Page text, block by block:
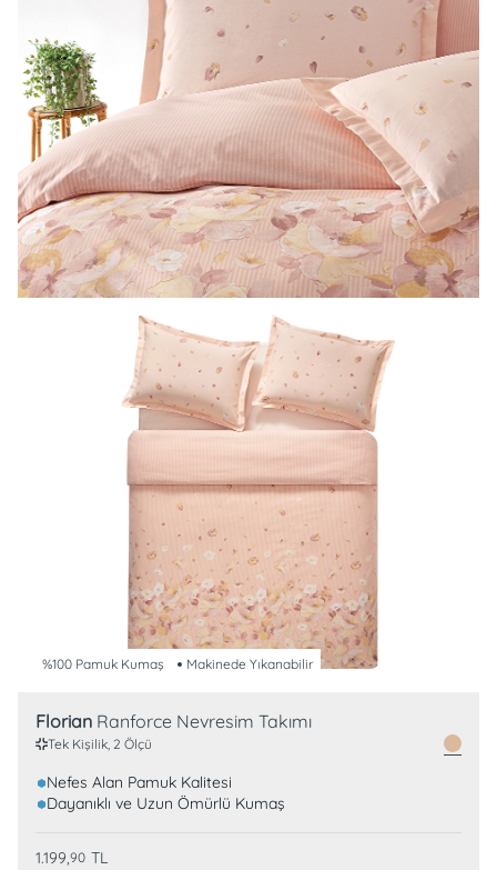
%100 Pamuk Kumaş Makinede Yıkanabilir
Florian Ranforce Nevresim Takımı
Tek Kişilik, 2 Ölçü
Nefes Alan Pamuk Kalitesi
Dayanıklı ve Uzun Ömürlü Kumaş
1.199,90 TL